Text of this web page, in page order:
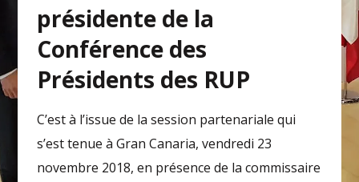
présidente de la
Conférence des
Présidents des RUP
C’est à l’issue de la session partenariale qui
s’est tenue à Gran Canaria, vendredi 23
novembre 2018, en présence de la commissaire